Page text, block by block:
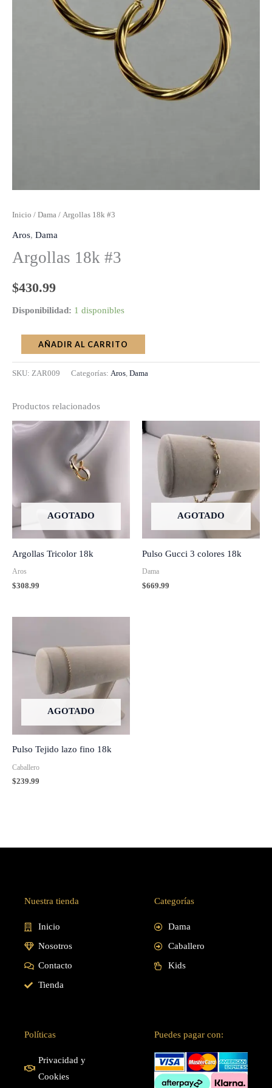
Inicio / Dama / Argollas 18k #3
Aros, Dama
Argollas 18k #3
$430.99
Disponibilidad: 1 disponibles
AÑADIR AL CARRITO
SKU: ZAR009 Categorías: Aros, Dama
Productos relacionados
AGOTADO
Argollas Tricolor 18k
Aros
$308.99
AGOTADO
Pulso Gucci 3 colores 18k
Dama
$669.99
AGOTADO
Pulso Tejido lazo fino 18k
Caballero
$239.99
Nuestra tienda
Inicio
Nosotros
Contacto
Tienda
Categorías
Dama
Caballero
Kids
Políticas
Privacidad y
Cookies
Puedes pagar con: